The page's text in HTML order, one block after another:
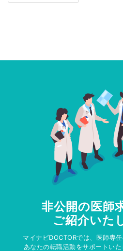
非公開の医師
ご紹介いた
マイナビDOCTORでは、医師専
あなたの転職活動をサポートい